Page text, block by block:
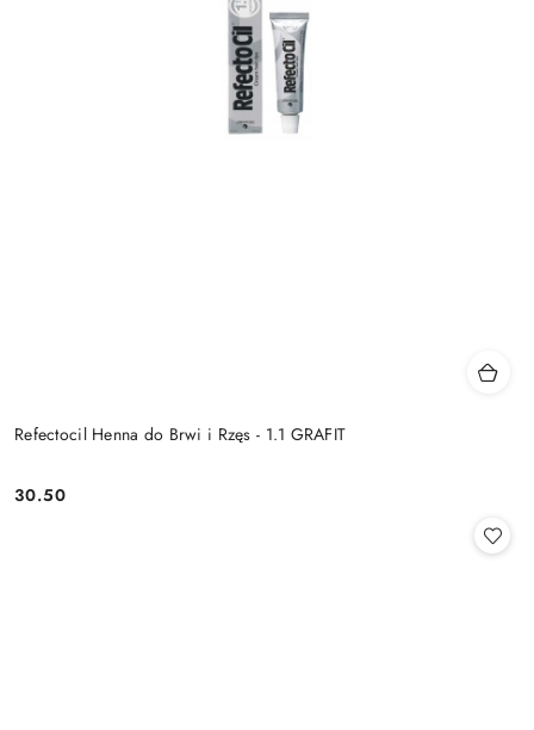
Refectocil Henna do Brwi i Rzęs - 1.1 GRAFIT
Cena:
30.50